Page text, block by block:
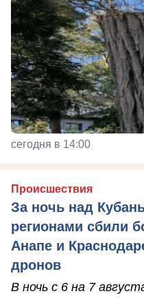
сегодня в 14:00
Происшествия
За ночь над
регионами сбили
Анапе и
дронов
В ночь с 6 на 7